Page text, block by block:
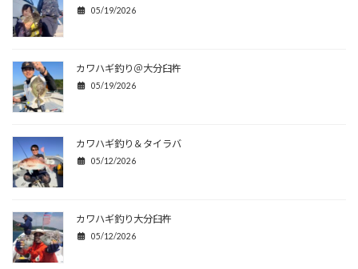
05/19/2026
カワハギ釣り＠大分臼杵
05/19/2026
カワハギ釣り＆タイラバ
05/12/2026
カワハギ釣り大分臼杵
05/12/2026